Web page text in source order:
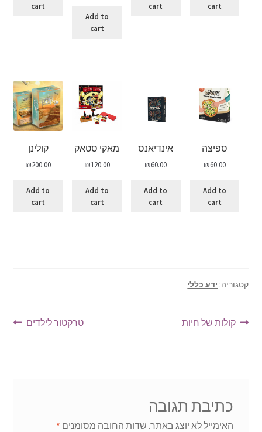
cart
cart
Add to
cart
cart
ספיצה
₪60.00
Add to
cart
אינדיאנס
₪60.00
Add to
cart
מאקי סטאק
₪120.00
Add to
cart
קולינן
₪200.00
Add to
cart
קטגוריה: ידע כללי
ניווט
הפוסט
קולות של חיות
הפוסט
טרקטור לילדים
כתיבת תגובה
האימייל לא יוצג באתר. שדות החובה מסומנים *